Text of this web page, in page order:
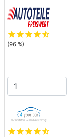
starstarstarstarstar_half
(96 %)
starstarstarstarstar_half